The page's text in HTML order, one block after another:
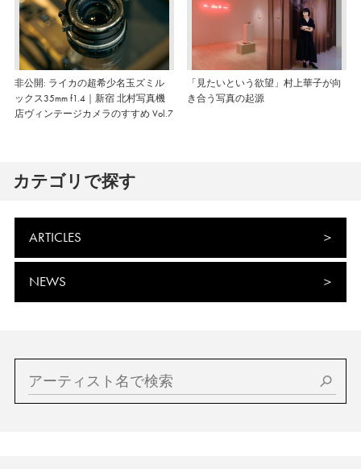
非公開: ライカの超希少名玉ズミル
ックス35mm f1.4｜新宿 北村写真機
店ヴィンテージカメラのすすめ Vol.7
「見たいという欲望」村上華子が向
き合う写真の起源
カテゴリで探す
ARTICLES
NEWS